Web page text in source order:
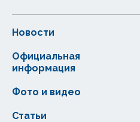
Новости
Статьи
Официальная
информация
Фото и видео